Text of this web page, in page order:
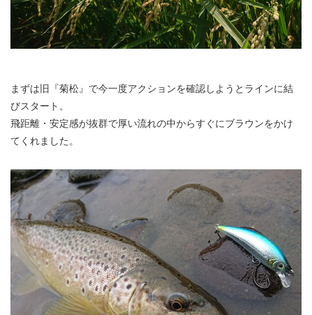
まずは旧『菊松』で今一度アクションを確認しようとラインに結
びスタート。
飛距離・安定感が抜群で厚い流れの中からすぐにブラウンをかけ
てくれました。